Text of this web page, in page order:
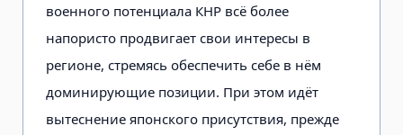
военного потенциала КНР всё более
напористо продвигает свои интересы в
регионе, стремясь обеспечить себе в нём
доминирующие позиции. При этом идёт
вытеснение японского присутствия, прежде